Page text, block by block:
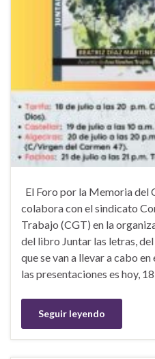
El Foro por la Memoria del
colabora con el sindicato
Trabajo (CGT) en la
del libro Juntar las letras,
que se van a llevar a cabo
las presentaciones es hoy,
Seguir leyendo